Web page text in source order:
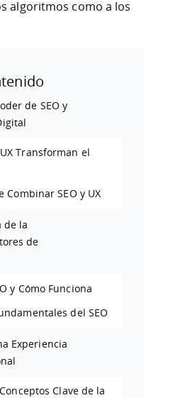
algoritmos como a los
de SEO y
Transforman el
Combinar SEO y UX
de la
de
y Cómo Funciona
del SEO
Experiencia
Clave de la